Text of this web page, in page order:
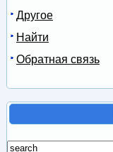
Другое
Найти
Обратная связь